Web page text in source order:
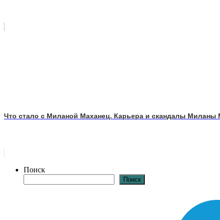
Что стало с Миланой Маханец. Карьера и скандалы Миланы
Поиск
Поиск